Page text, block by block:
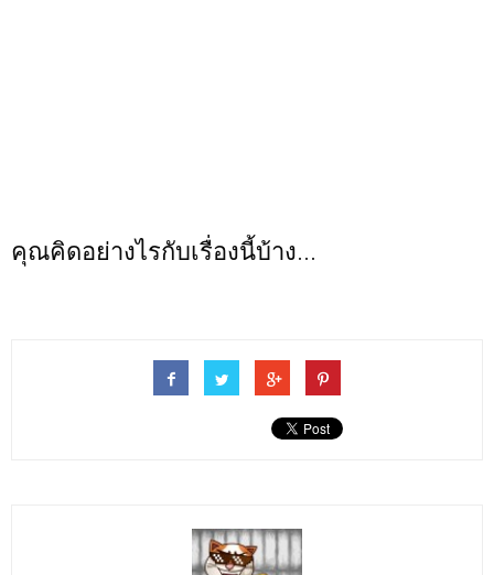
คุณคิดอย่างไรกับเรื่องนี้บ้าง...